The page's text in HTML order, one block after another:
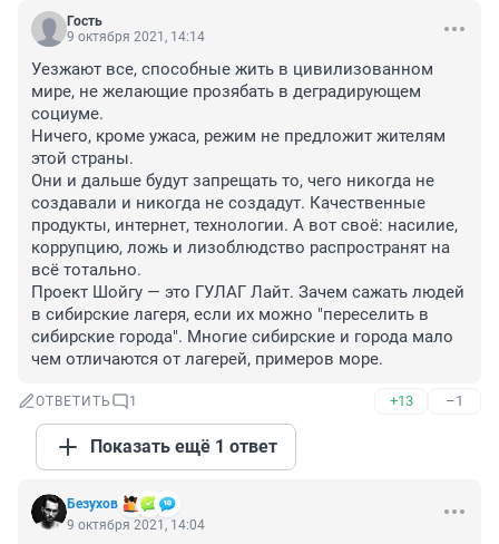
Гость
9 октября 2021, 14:14
Уезжают все, способные жить в цивилизованном
мире, не желающие прозябать в деградирующем
социуме.
Ничего, кроме ужаса, режим не предложит жителям
этой страны.
Они и дальше будут запрещать то, чего никогда не
создавали и никогда не создадут. Качественные
продукты, интернет, технологии. А вот своё: насилие,
коррупцию, ложь и лизоблюдство распространят на
всё тотально.
Проект Шойгу — это ГУЛАГ Лайт. Зачем сажать людей
в сибирские лагеря, если их можно "переселить в
сибирские города". Многие сибирские и города мало
чем отличаются от лагерей, примеров море.
ОТВЕТИТЬ 1 +13 –1
Показать ещё 1 ответ
Безухов
9 октября 2021, 14:04